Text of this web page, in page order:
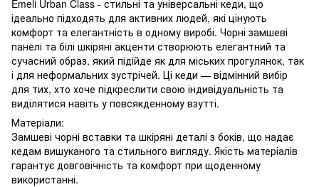
Emeli Urban Class - стильні та універсальні кеди, що
ідеально підходять для активних людей, які цінують
комфорт та елегантність в одному виробі. Чорні замшеві
панелі та білі шкіряні акценти створюють елегантний та
сучасний образ, який підійде як для міських прогулянок, так
і для неформальних зустрічей. Ці кеди — відмінний вибір
для тих, хто хоче підкреслити свою індивідуальність та
виділятися навіть у повсякденному взутті.
Матеріали:
Замшеві чорні вставки та шкіряні деталі з боків, що надає
кедам вишуканого та стильного вигляду. Якість матеріалів
гарантує довговічність та комфорт при щоденному
використанні.